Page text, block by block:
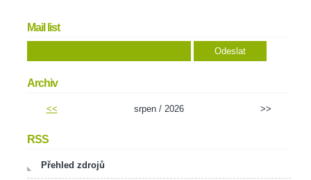
Mail list
Archiv
<< srpen / 2026 >>
RSS
Přehled zdrojů